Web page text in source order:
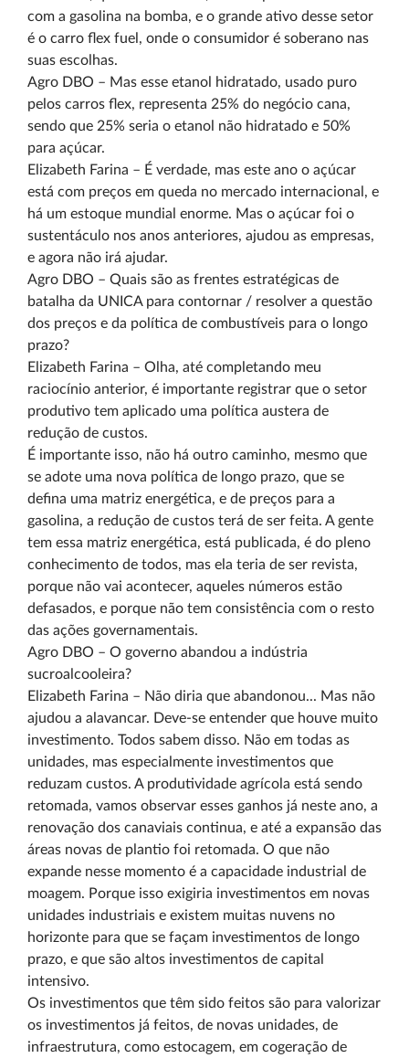
com a gasolina na bomba, e o grande ativo desse setor
é o carro flex fuel, onde o consumidor é soberano nas
suas escolhas.
Agro DBO – Mas esse etanol hidratado, usado puro
pelos carros flex, representa 25% do negócio cana,
sendo que 25% seria o etanol não hidratado e 50%
para açúcar.
Elizabeth Farina – É verdade, mas este ano o açúcar
está com preços em queda no mercado internacional, e
há um estoque mundial enorme. Mas o açúcar foi o
sustentáculo nos anos anteriores, ajudou as empresas,
e agora não irá ajudar.
Agro DBO – Quais são as frentes estratégicas de
batalha da UNICA para contornar / resolver a questão
dos preços e da política de combustíveis para o longo
prazo?
Elizabeth Farina – Olha, até completando meu
raciocínio anterior, é importante registrar que o setor
produtivo tem aplicado uma política austera de
redução de custos.
É importante isso, não há outro caminho, mesmo que
se adote uma nova política de longo prazo, que se
defina uma matriz energética, e de preços para a
gasolina, a redução de custos terá de ser feita. A gente
tem essa matriz energética, está publicada, é do pleno
conhecimento de todos, mas ela teria de ser revista,
porque não vai acontecer, aqueles números estão
defasados, e porque não tem consistência com o resto
das ações governamentais.
Agro DBO – O governo abandou a indústria
sucroalcooleira?
Elizabeth Farina – Não diria que abandonou... Mas não
ajudou a alavancar. Deve-se entender que houve muito
investimento. Todos sabem disso. Não em todas as
unidades, mas especialmente investimentos que
reduzam custos. A produtividade agrícola está sendo
retomada, vamos observar esses ganhos já neste ano, a
renovação dos canaviais continua, e até a expansão das
áreas novas de plantio foi retomada. O que não
expande nesse momento é a capacidade industrial de
moagem. Porque isso exigiria investimentos em novas
unidades industriais e existem muitas nuvens no
horizonte para que se façam investimentos de longo
prazo, e que são altos investimentos de capital
intensivo.
Os investimentos que têm sido feitos são para valorizar
os investimentos já feitos, de novas unidades, de
infraestrutura, como estocagem, em cogeração de